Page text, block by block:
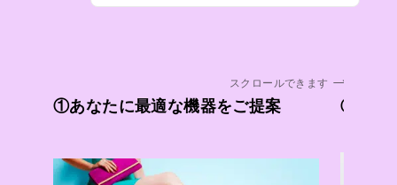
スクロールできます
①あなたに最適な機器をご提案 ②カウ